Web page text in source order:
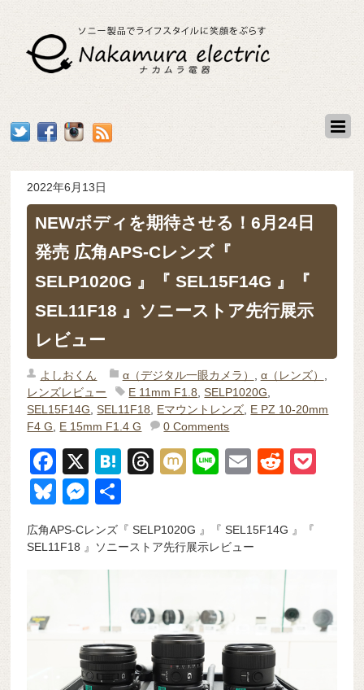
2022年6月13日
NEWボディを期待させる！6月24日
発売 広角APS-Cレンズ『
SELP1020G 』『 SEL15F14G 』『
SEL11F18 』ソニーストア先行展示
レビュー
よしおくん α（デジタル一眼カメラ） α（レンズ）
レンズレビュー
E 11mm F1.8 ,SELP1020G
SEL15F14G ,SEL11F18 Eマウントレンズ E PZ 10-20mm
F4 G
E 15mm F1.4 G 0 Comments
F
a
c
e
X
H
n
T
a
M
Li
E
R
di
t
Bl
e
M
ss
g
er
有
広角APS-Cレンズ『 SELP1020G 』『 SEL15F14G 』『
SEL11F18 』ソニーストア先行展示レビュー